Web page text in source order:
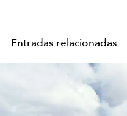
Entradas relacionadas